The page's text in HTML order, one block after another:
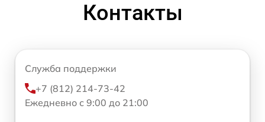
Контакты
Служба поддержки
+7 (812) 214-73-42
Ежедневно с 9:00 до 21:00